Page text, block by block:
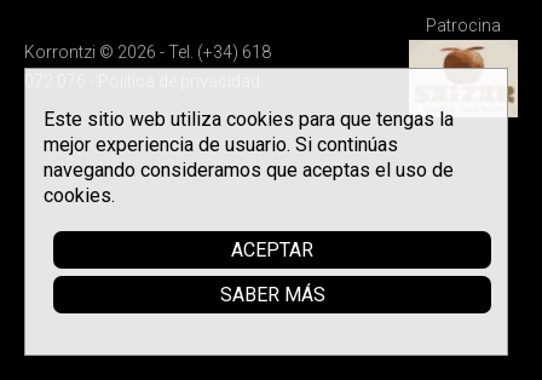
Korrontzi © 2026 - Tel. (+34) 618
Patrocina
Este sitio web utiliza cookies para que tengas la
mejor experiencia de usuario. Si continúas
navegando consideramos que aceptas el uso de
cookies.
ACEPTAR
SABER MÁS